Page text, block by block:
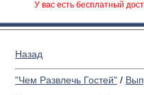
У вас есть бесплатный
Назад
"Чем Развлечь Гостей" /